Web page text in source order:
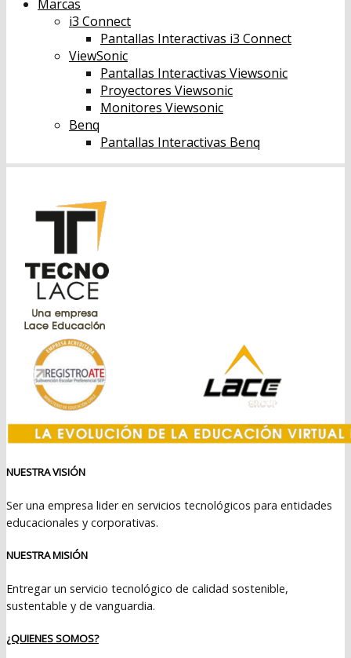
Marcas
i3 Connect
Pantallas Interactivas i3 Connect
ViewSonic
Pantallas Interactivas Viewsonic
Proyectores Viewsonic
Monitores Viewsonic
Benq
Pantallas Interactivas Benq
NUESTRA VISIÓN
Ser una empresa lider en servicios tecnológicos para entidades
educacionales y corporativas.
NUESTRA MISIÓN
Entregar un servicio tecnológico de calidad sostenible,
sustentable y de vanguardia.
¿QUIENES SOMOS?